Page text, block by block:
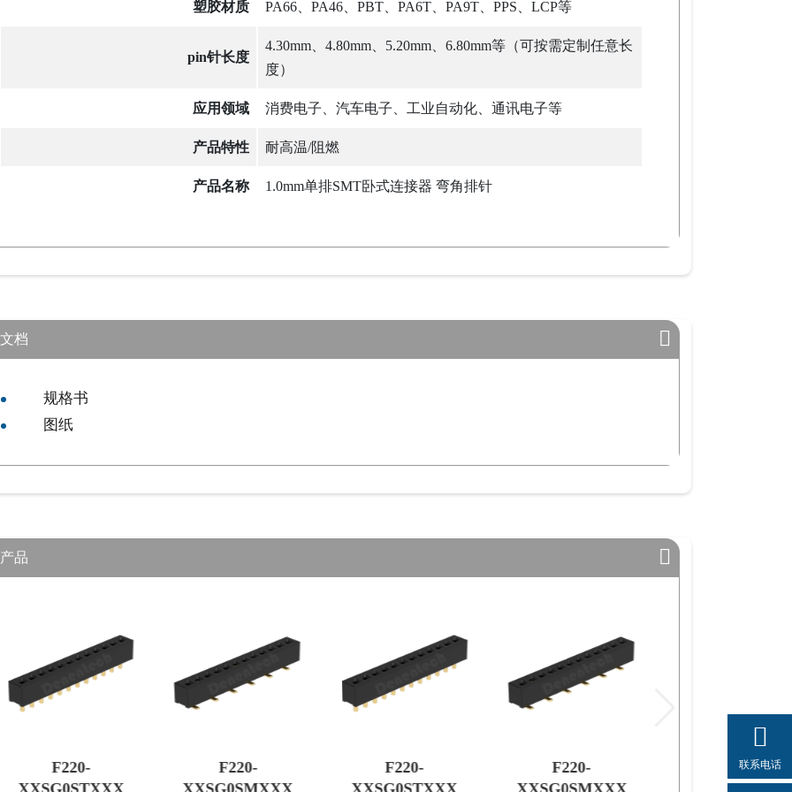
塑胶材质 PA66、PA46、PBT、PA6T、PA9T、PPS、LCP等
pin针长度
4.30mm、4.80mm、5.20mm、6.80mm等（可按需定制任意长
度）
应用领域 消费电子、汽车电子、工业自动化、通讯电子等
产品特性 耐高温/阻燃
产品名称 1.0mm单排SMT卧式连接器 弯角排针
档
规格书
图纸
品
F220-
F220-
F220-
F220-
联系电话